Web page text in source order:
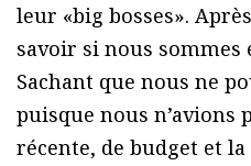
leur «big bosses».
savoir si nous sommes
Sachant que nous ne
puisque nous n’avions
récente, de budget et